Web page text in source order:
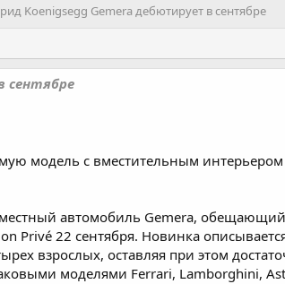
Koenigsegg Gemera дебютирует в сентябре
сентябре
модель с вместительным
автомобиль Gemera,
Privé 22 сентября. Новинка
взрослых, оставляя при этом
моделями Ferrari, Lamborghini,